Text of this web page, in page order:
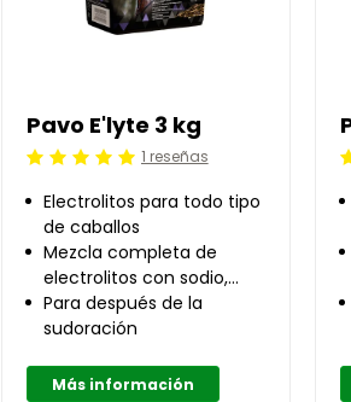
Pavo E'lyte 3 kg
Calificación: 5 /51 reseñas
Electrolitos para todo tipo
de caballos
Mezcla completa de
electrolitos con sodio,
potasio, cloruro, calcio y
magnesio
Para después de la
sudoración
Más información